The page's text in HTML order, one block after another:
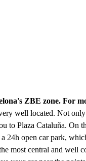
ZBE zone. For
well located. Not
to Plaza Cataluña. On
24h open car park,
most central and